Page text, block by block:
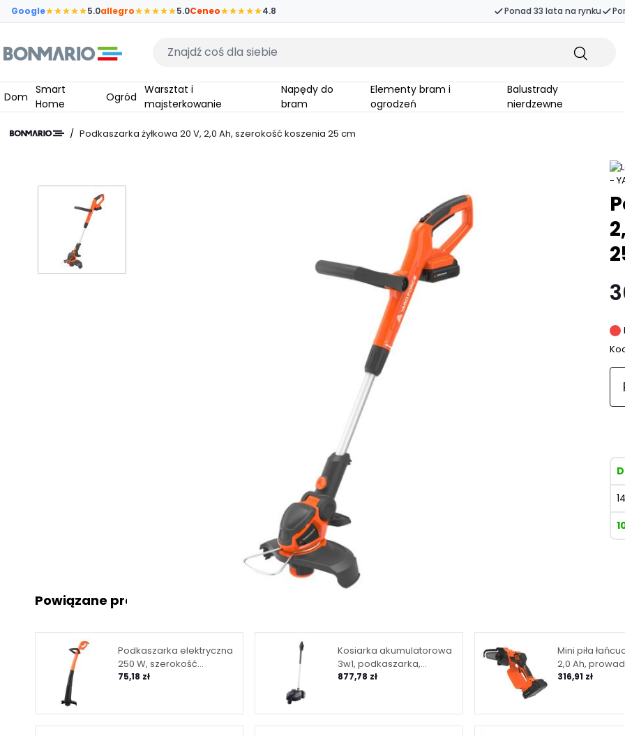
Przejdź do głównej zawartości strony
Google 5.0allegro 5.0Ceneo 4.8 Ponad 33 lata na rynku
Wpisz czego szukasz
Dom
Smart
Home
Ogród
Warsztat i
majsterkowanie
Napędy do
bram
Elementy bram i
ogrodzeń
Balustrady
nierdzewne
/ Podkaszarka żyłkowa 20 V, 2,0 Ah, szerokość koszenia 25 cm
Powiązane produkty
Podkaszarka elektryczna
250 W, szerokość
koszenia 24 cm
75,18 zł
Kosiarka akumulatorowa
3w1, podkaszarka,
nożyce, 12V, 4,0 Ah, 23 cm
877,78 zł
Mini piła
2,0 Ah,
316,91 zł